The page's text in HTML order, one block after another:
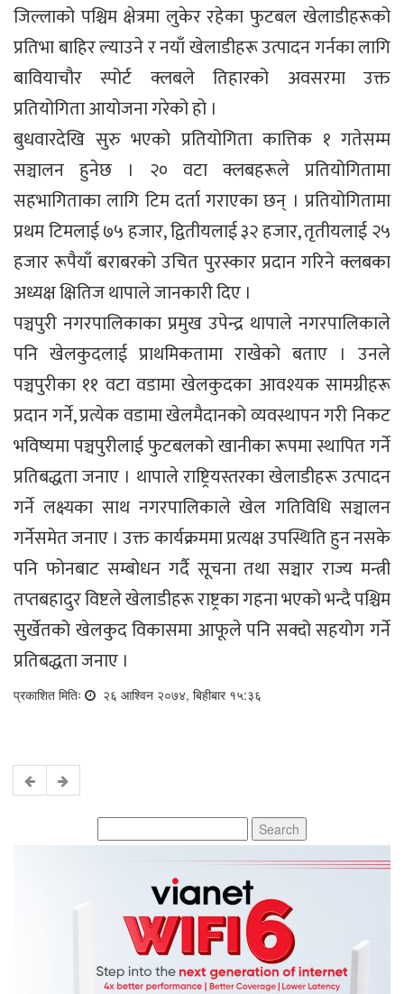
जिल्लाको पश्चिम क्षेत्रमा लुकेर रहेका फुटबल खेलाडीहरूको
प्रतिभा बाहिर ल्याउने र नयाँ खेलाडीहरू उत्पादन गर्नका लागि
बावियाचौर स्पोर्ट क्लबले तिहारको अवसरमा उक्त
प्रतियोगिता आयोजना गरेको हो ।
बुधवारदेखि सुरु भएको प्रतियोगिता कात्तिक १ गतेसम्म
सञ्चालन हुनेछ । २० वटा क्लबहरूले प्रतियोगितामा
सहभागिताका लागि टिम दर्ता गराएका छन् । प्रतियोगितामा
प्रथम टिमलाई ७५ हजार, द्वितीयलाई ३२ हजार, तृतीयलाई २५
हजार रूपैयाँ बराबरको उचित पुरस्कार प्रदान गरिने क्लबका
अध्यक्ष क्षितिज थापाले जानकारी दिए ।
पञ्चपुरी नगरपालिकाका प्रमुख उपेन्द्र थापाले नगरपालिकाले
पनि खेलकुदलाई प्राथमिकतामा राखेको बताए । उनले
पञ्चपुरीका ११ वटा वडामा खेलकुदका आवश्यक सामग्रीहरू
प्रदान गर्ने, प्रत्येक वडामा खेलमैदानको व्यवस्थापन गरी निकट
भविष्यमा पञ्चपुरीलाई फुटबलको खानीका रूपमा स्थापित गर्ने
प्रतिबद्धता जनाए । थापाले राष्ट्रियस्तरका खेलाडीहरू उत्पादन
गर्ने लक्ष्यका साथ नगरपालिकाले खेल गतिविधि सञ्चालन
गर्नेसमेत जनाए । उक्त कार्यक्रममा प्रत्यक्ष उपस्थिति हुन नसके
पनि फोनबाट सम्बोधन गर्दै सूचना तथा सञ्चार राज्य मन्त्री
तप्तबहादुर विष्टले खेलाडीहरू राष्ट्रका गहना भएको भन्दै पश्चिम
सुर्खेतको खेलकुद विकासमा आफूले पनि सक्दो सहयोग गर्ने
प्रतिबद्धता जनाए ।
प्रकाशित मितिः २६ आश्विन २०७४, बिहीबार १५:३६
for: